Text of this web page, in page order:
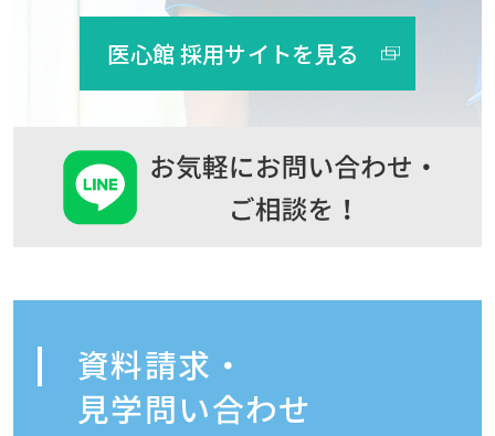
医心館 採用サイトを見る
資料請求・
見学問い合わせ